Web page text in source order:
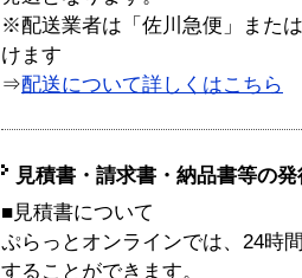
※配送業者は「佐川急便」また
けます
⇒配送について詳しくはこちら
見積書・請求書・納品書等の
■見積書について
ぷらっとオンラインでは、24時
することができます。